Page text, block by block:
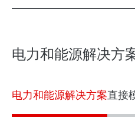
电力和能源解决方
电力和能源解决方案直接